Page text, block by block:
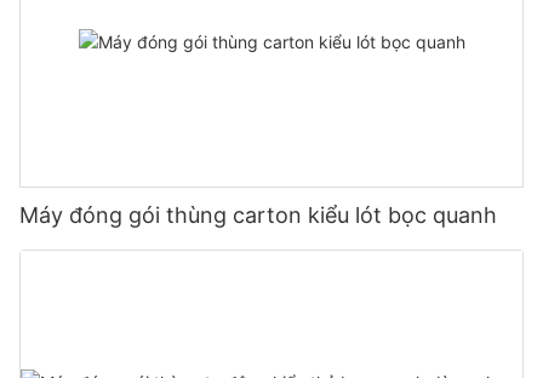
Máy đóng gói thùng carton kiểu lót bọc quanh